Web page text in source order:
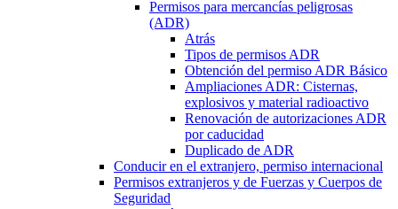
Permisos para mercancías peligrosas
(ADR)
Atrás
Tipos de permisos ADR
Obtención del permiso ADR Básico
Ampliaciones ADR: Cisternas,
explosivos y material radioactivo
Renovación de autorizaciones ADR
por caducidad
Duplicado de ADR
Conducir en el extranjero, permiso internacional
Permisos extranjeros y de Fuerzas y Cuerpos de
Seguridad